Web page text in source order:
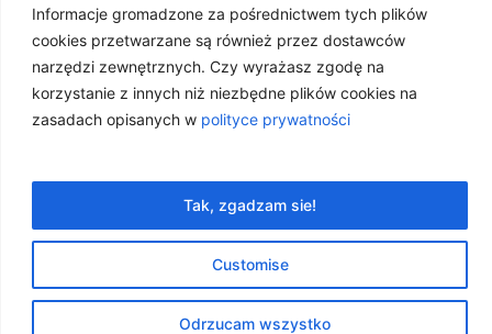
Informacje gromadzone za pośrednictwem tych plików
cookies przetwarzane są również przez dostawców
narzędzi zewnętrznych. Czy wyrażasz zgodę na
korzystanie z innych niż niezbędne plików cookies na
zasadach opisanych w polityce prywatności
Customise
Odrzucam wszystko
Tak, zgadzam sie!
PRZYNOSZĄCE DOCHÓD.
CZYLI NA CZYM TU SIĘ
ZARABIA?
10 lipca, 2020 OLEJKOWY BIZNES